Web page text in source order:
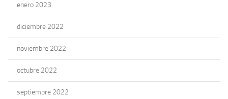
enero 2023
diciembre 2022
noviembre 2022
octubre 2022
septiembre 2022